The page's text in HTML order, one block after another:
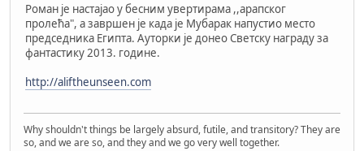
Роман је настајао у бесним увертирама ,,арапског
пролећа", а завршен је када је Мубарак напустио место
председника Египта. Ауторки је донео Светску награду за
фантастику 2013. године.
http://aliftheunseen.com
Why shouldn't things be largely absurd, futile, and transitory? They are
so, and we are so, and they and we go very well together.